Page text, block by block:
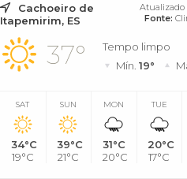
Cachoeiro de
Itapemirim, ES
Atualizado
Fonte:
37°
Tempo limpo
Mín. 19°
SAT
34°C
19°C
SUN
39°C
21°C
MON
31°C
20°C
TUE
20°C
17°C